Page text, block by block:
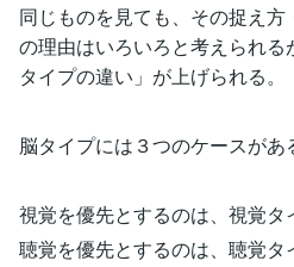
同じものを見ても、その捉え
の理由はいろいろと考えられ
タイプの違い」が上げられる。
脳タイプには３つのケースがあ
視覚を優先とするのは、視覚タ
聴覚を優先とするのは、聴覚タ